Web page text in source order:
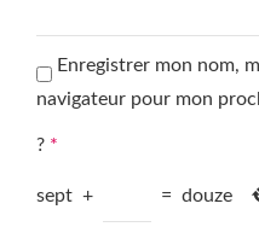
Enregistrer mon nom,
navigateur pour mon
? *
sept + = douze